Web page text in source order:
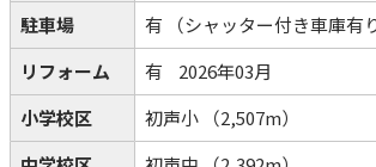
駐車場
有
（シャッター付き車庫有
リフォーム
有
2026年03月
小学校区
初声小
（2,507m）